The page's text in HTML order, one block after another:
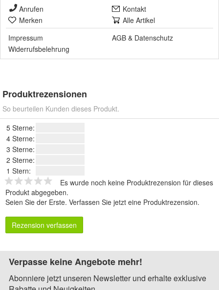
Anrufen
Kontakt
Merken
Alle Artikel
Impressum
AGB & Datenschutz
Widerrufsbelehrung
Produktrezensionen
So beurteilen Kunden dieses Produkt.
5 Sterne:
4 Sterne:
3 Sterne:
2 Sterne:
1 Stern:
Es wurde noch keine Produktrezension für dieses
Produkt abgegeben.
Seien Sie der Erste. Verfassen Sie jetzt eine Produktrezension.
Rezension verfassen
Verpasse keine Angebote mehr!
Abonniere jetzt unseren Newsletter und erhalte exklusive